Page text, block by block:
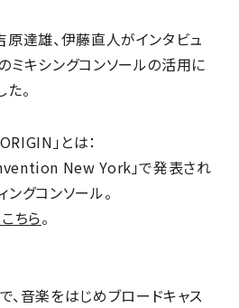
原達雄、伊藤直人がインタビュ
ミキシングコンソールの活用に
。
」とは：
New York」で発表され
グコンソール。
ちら。
音楽をはじめブロードキャス